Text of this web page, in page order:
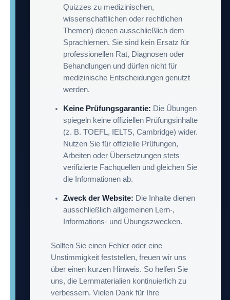
Quizzes zu medizinischen,
wissenschaftlichen oder rechtlichen
Themen) dienen ausschließlich dem
Sprachlernen. Sie sind kein Ersatz für
professionellen Rat, Diagnosen oder
Behandlungen und dürfen nicht für
medizinische Entscheidungen genutzt
werden.
Keine Prüfungsgarantie: Die Übungen
spiegeln keine offiziellen Prüfungsinhalte
(z. B. TOEFL, IELTS, Cambridge) wider.
Nutzen Sie für offizielle Prüfungen,
Arbeiten oder Übersetzungen stets
verifizierte Fachquellen und gleichen Sie
die Informationen ab.
Zweck der Website: Die Inhalte dienen
ausschließlich allgemeinen Lern-,
Informations- und Übungszwecken.
Sollten Sie einen Fehler oder eine
Unstimmigkeit feststellen, freuen wir uns
über einen kurzen Hinweis. So helfen Sie
uns, die Lernmaterialien kontinuierlich zu
verbessern. Vielen Dank für Ihre